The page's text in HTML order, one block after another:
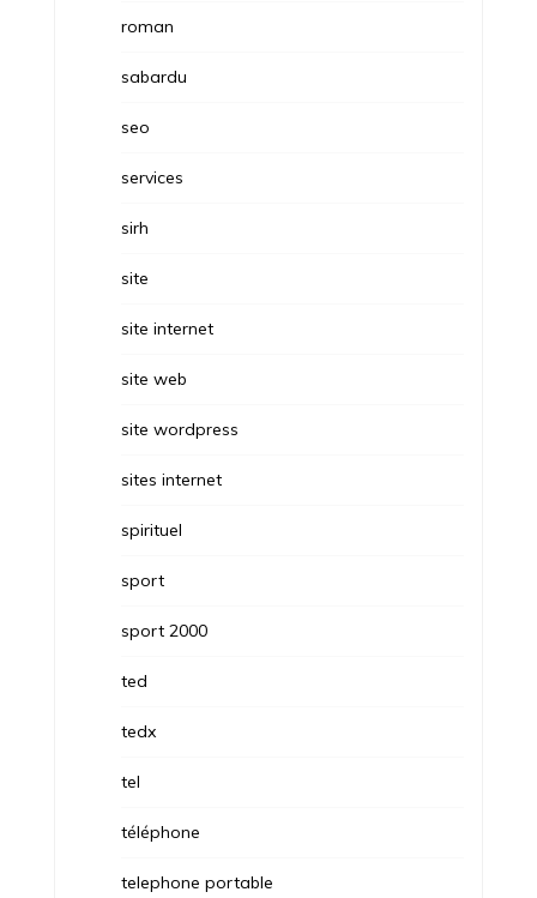
roman
sabardu
seo
services
sirh
site
site internet
site web
site wordpress
sites internet
spirituel
sport
sport 2000
ted
tedx
tel
téléphone
telephone portable